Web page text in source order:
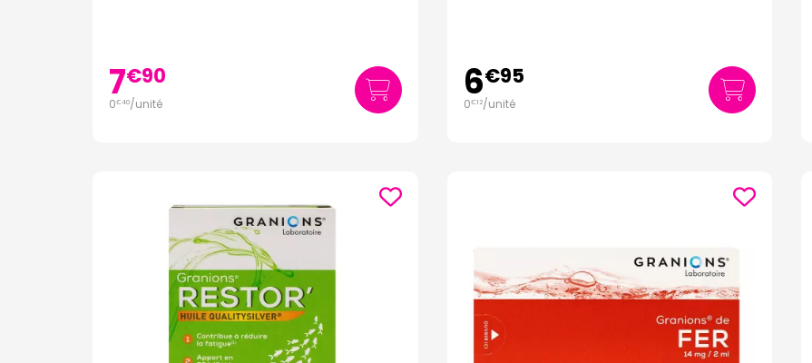
7€90
0€40/unité 6€95
0€12/unité